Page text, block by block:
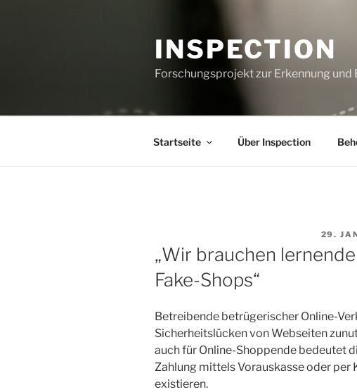
INSPECTION
Forschungsprojekt zur Erkennung
Startseite Über Inspection
29.
„Wir brauchen
Fake-Shops“
Betreibende betrügerischer Online-
Sicherheitslücken von Webseiten
auch für Online-Shoppende bedeutet
Zahlung mittels Vorauskasse oder
existieren.